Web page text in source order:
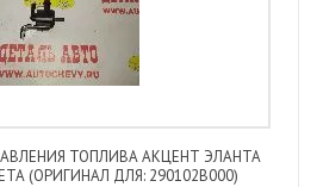
ТОПЛИВА АКЦЕНТ ЭЛАНТА
(ОРИГИНАЛ ДЛЯ: 290102B000)